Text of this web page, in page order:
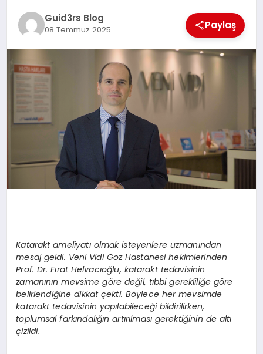
Guid3rs Blog
08 Temmuz 2025 Paylaş
Katarakt ameliyatı olmak isteyenlere uzmanından
mesaj geldi. Veni Vidi Göz Hastanesi hekimlerinden
Prof. Dr. Fırat Helvacıoğlu, katarakt tedavisinin
zamanının mevsime göre değil, tıbbi gerekliliğe göre
belirlendiğine dikkat çekti. Böylece her mevsimde
katarakt tedavisinin yapılabileceği bildirilirken,
toplumsal farkındalığın artırılması gerektiğinin de altı
çizildi.